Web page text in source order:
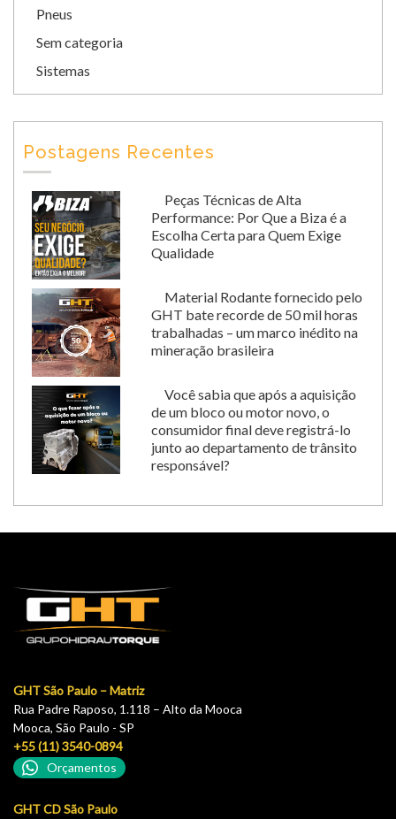
Pneus
Sem categoria
Sistemas
Postagens Recentes
Peças Técnicas de Alta
Performance: Por Que a Biza é a
Escolha Certa para Quem Exige
Qualidade
Material Rodante fornecido pelo
GHT bate recorde de 50 mil horas
trabalhadas – um marco inédito na
mineração brasileira
Você sabia que após a aquisição
de um bloco ou motor novo, o
consumidor final deve registrá-lo
junto ao departamento de trânsito
responsável?
GHT São Paulo – Matriz
Rua Padre Raposo, 1.118 – Alto da Mooca
Mooca, São Paulo - SP
+55 (11) 3540-0894
Orçamentos
GHT CD São Paulo